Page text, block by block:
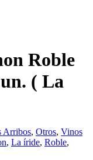
Roble
( La
Arribos, Otros, Vinos
, La íride, Roble,